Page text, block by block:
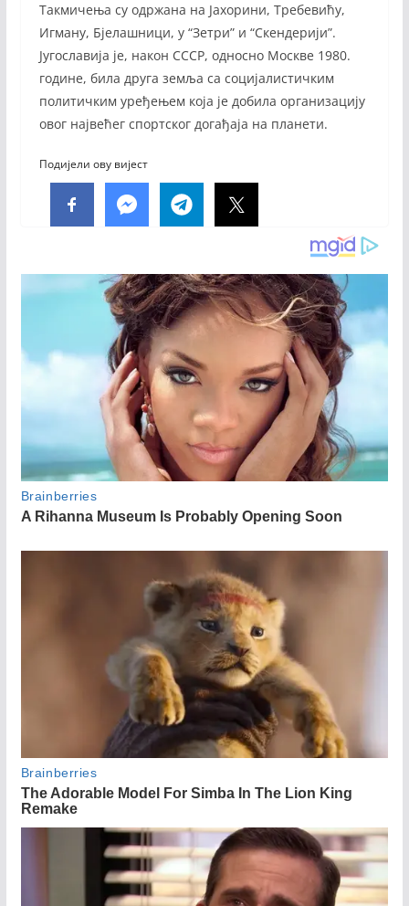
Такмичења су одржана на Јахорини, Требевићу,
Игману, Бјелашници, у “Зетри” и “Скендерији”.
Југославија је, након СССР, односно Москве 1980.
године, била друга земља са социјалистичким
политичким уређењем која је добила организацију
овог највећег спортског догађаја на планети.
Подијели ову вијест